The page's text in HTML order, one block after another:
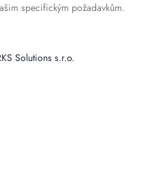
specifickým požadavkům.
Solutions s.r.o.